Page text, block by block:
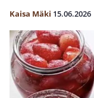
Kaisa Mäki 15.06.2026